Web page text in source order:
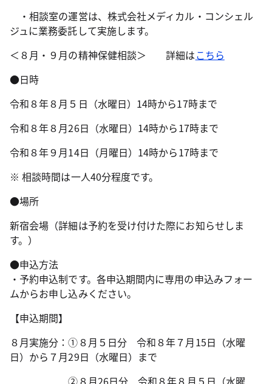
・相談室の運営は、株式会社メディカル・コンシェル
ジュに業務委託して実施します。
＜８月・９月の精神保健相談＞ 詳細はこちら
●日時
令和８年８月５日（水曜日）14時から17時まで
令和８年８月26日（水曜日）14時から17時まで
令和８年９月14日（月曜日）14時から17時まで
※ 相談時間は一人40分程度です。
●場所
新宿会場（詳細は予約を受け付けた際にお知らせしま
す。）
●申込方法
・予約申込制です。各申込期間内に専用の申込みフォー
ムからお申し込みください。
【申込期間】
８月実施分：①８月５日分 令和８年７月15日（水曜
日）から７月29日（水曜日）まで
②８月26日分 令和８年８月５日（水曜